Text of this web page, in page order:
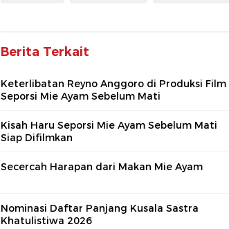
Berita Terkait
Keterlibatan Reyno Anggoro di Produksi Film
Seporsi Mie Ayam Sebelum Mati
Kisah Haru Seporsi Mie Ayam Sebelum Mati
Siap Difilmkan
Secercah Harapan dari Makan Mie Ayam
Nominasi Daftar Panjang Kusala Sastra
Khatulistiwa 2026